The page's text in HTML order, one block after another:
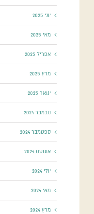
יוני 2025
מאי 2025
אפריל 2025
מרץ 2025
ינואר 2025
נובמבר 2024
ספטמבר 2024
אוגוסט 2024
יולי 2024
מאי 2024
מרץ 2024